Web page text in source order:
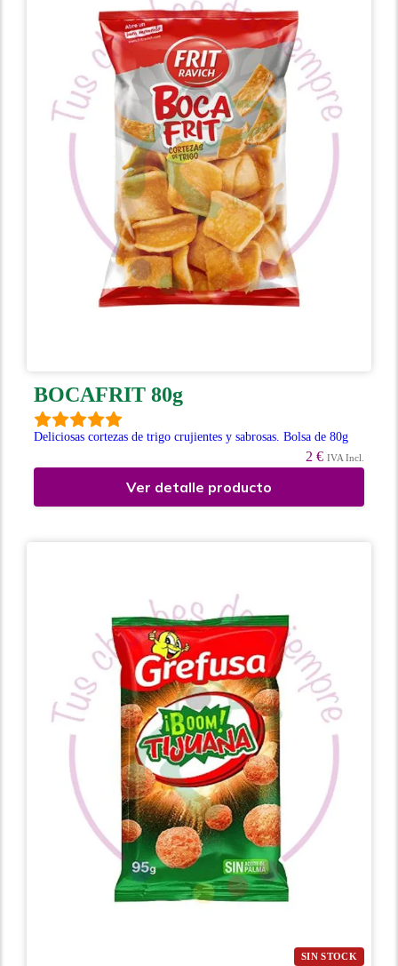
BOCAFRIT 80g
Deliciosas cortezas de trigo crujientes y sabrosas. Bolsa de 80g
2 € IVA Incl.
Ver detalle producto
SIN STOCK